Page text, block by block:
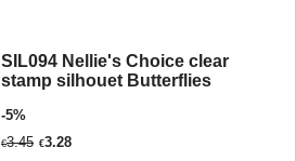
SIL094 Nellie's Choice clear
stamp silhouet Butterflies
-5%
€3.45 €3.28